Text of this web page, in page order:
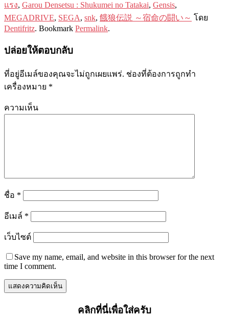
แรง, Garou Densetsu : Shukumei no Tatakai, Gensis,
MEGADRIVE, SEGA, snk, 餓狼伝説 ～宿命の闘い～ โดย
Dentifritz. Bookmark Permalink.
ปล่อยให้ตอบกลับ
ที่อยู่อีเมล์ของคุณจะไม่ถูกเผยแพร่. ช่องที่ต้องการถูกทำ
เครื่องหมาย *
ความเห็น
ชื่อ *
อีเมล์ *
เว็บไซต์
Save my name, email, and website in this browser for the next
time I comment.
คลิกที่นี่เพื่อใส่ครับ